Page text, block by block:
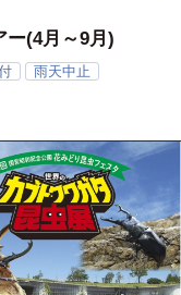
ー(4月～9月)
雨天中止